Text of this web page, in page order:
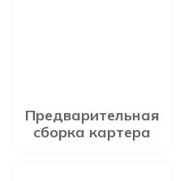
Предварительная
сборка картера